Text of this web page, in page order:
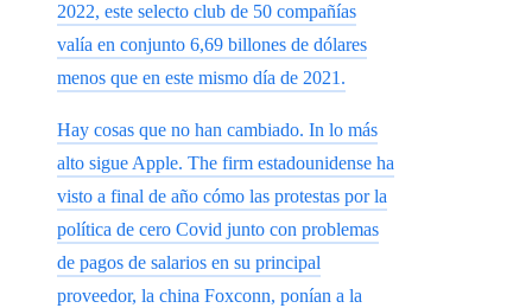
2022, este selecto club de 50 compañías
valía en conjunto 6,69 billones de dólares
menos que en este mismo día de 2021.
Hay cosas que no han cambiado. In lo más
alto sigue Apple. The firm estadounidense ha
visto a final de año cómo las protestas por la
política de cero Covid junto con problemas
de pagos de salarios en su principal
proveedor, la china Foxconn, ponían a la